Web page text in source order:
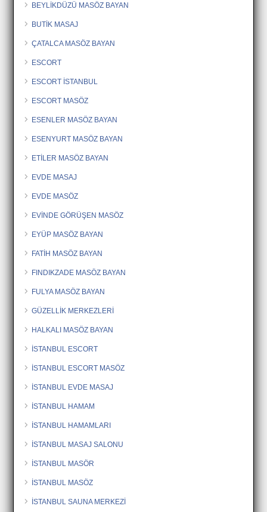
BEYLİKDÜZÜ MASÖZ BAYAN
BUTİK MASAJ
ÇATALCA MASÖZ BAYAN
ESCORT
ESCORT İSTANBUL
ESCORT MASÖZ
ESENLER MASÖZ BAYAN
ESENYURT MASÖZ BAYAN
ETİLER MASÖZ BAYAN
EVDE MASAJ
EVDE MASÖZ
EVİNDE GÖRÜŞEN MASÖZ
EYÜP MASÖZ BAYAN
FATİH MASÖZ BAYAN
FINDIKZADE MASÖZ BAYAN
FULYA MASÖZ BAYAN
GÜZELLİK MERKEZLERİ
HALKALI MASÖZ BAYAN
İSTANBUL ESCORT
İSTANBUL ESCORT MASÖZ
İSTANBUL EVDE MASAJ
İSTANBUL HAMAM
İSTANBUL HAMAMLARI
İSTANBUL MASAJ SALONU
İSTANBUL MASÖR
İSTANBUL MASÖZ
İSTANBUL SAUNA MERKEZİ